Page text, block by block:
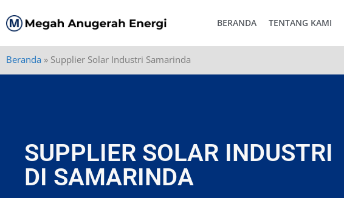
BERANDA TENTANG KAMI
Beranda » Supplier Solar Industri Samarinda
SUPPLIER SOLAR INDUSTRI
DI SAMARINDA